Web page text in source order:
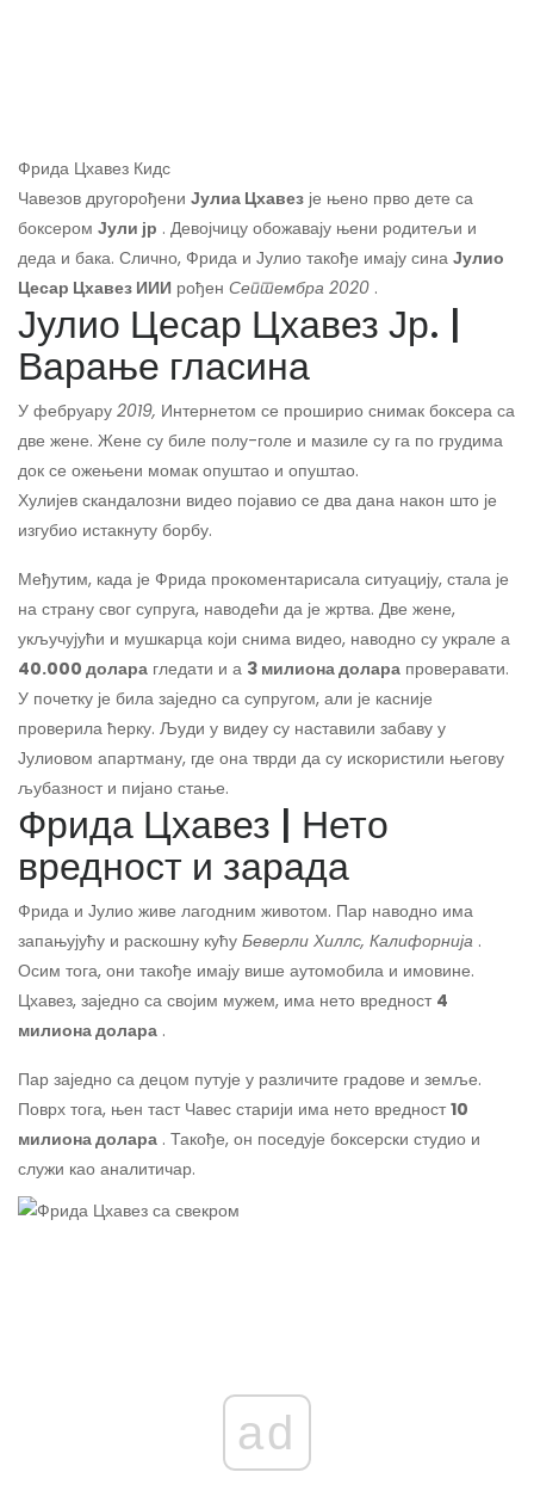
Фрида Цхавез Кидс
Чавезов другорођени Јулиа Цхавез је њено прво дете са
боксером Јули јр . Девојчицу обожавају њени родитељи и
деда и бака. Слично, Фрида и Јулио такође имају сина Јулио
Цесар Цхавез ИИИ рођен Септембра 2020 .
Јулио Цесар Цхавез Јр. |
Варање гласина
У фебруару 2019, Интернетом се проширио снимак боксера са
две жене. Жене су биле полу-голе и мазиле су га по грудима
док се ожењени момак опуштао и опуштао.
Хулијев скандалозни видео појавио се два дана након што је
изгубио истакнуту борбу.
Међутим, када је Фрида прокоментарисала ситуацију, стала је
на страну свог супруга, наводећи да је жртва. Две жене,
укључујући и мушкарца који снима видео, наводно су украле а
40.000 долара гледати и а 3 милиона долара проверавати.
У почетку је била заједно са супругом, али је касније
проверила ћерку. Људи у видеу су наставили забаву у
Јулиовом апартману, где она тврди да су искористили његову
љубазност и пијано стање.
Фрида Цхавез | Нето
вредност и зарада
Фрида и Јулио живе лагодним животом. Пар наводно има
запањујућу и раскошну кућу Беверли Хиллс, Калифорнија .
Осим тога, они такође имају више аутомобила и имовине.
Цхавез, заједно са својим мужем, има нето вредност 4
милиона долара .
Пар заједно са децом путује у различите градове и земље.
Поврх тога, њен таст Чавес старији има нето вредност10
милиона долара . Такође, он поседује боксерски студио и
служи као аналитичар.
ad